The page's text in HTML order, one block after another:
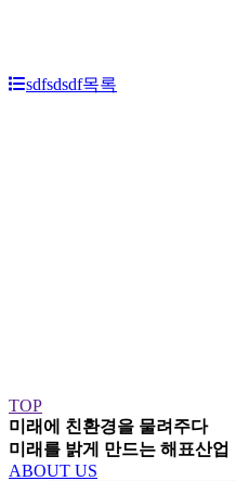
sdfsdsdf목록
TOP
미래에 친환경을 물려주다
미래를 밝게 만드는 해표산업
ABOUT US